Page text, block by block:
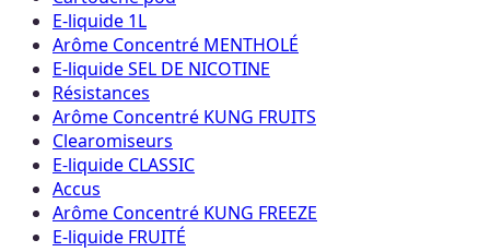
E-liquide 1L
Arôme Concentré MENTHOLÉ
E-liquide SEL DE NICOTINE
Résistances
Arôme Concentré KUNG FRUITS
Clearomiseurs
E-liquide CLASSIC
Accus
Arôme Concentré KUNG FREEZE
E-liquide FRUITÉ